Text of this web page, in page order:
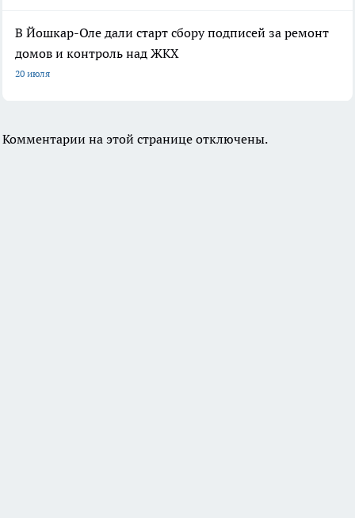
В Йошкар-Оле дали старт сбору подписей за ремонт
домов и контроль над ЖКХ
20 июля
Комментарии на этой странице отключены.